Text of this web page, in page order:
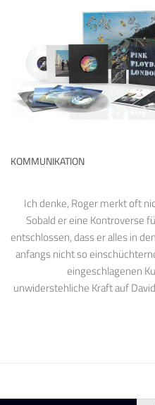
KOMMUNIKATION
Ich denke, Roger merkt oft
Sobald er eine Kontroverse
entschlossen, dass er alles in
anfangs nicht so
eingeschlagenen
unwiderstehliche Kraft auf